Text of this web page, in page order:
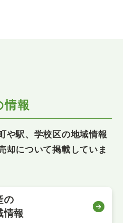
情報
や駅、学校区の地域情報
却について掲載していま
の
情報